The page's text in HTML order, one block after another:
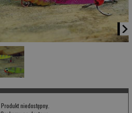
Produkt niedostępny.